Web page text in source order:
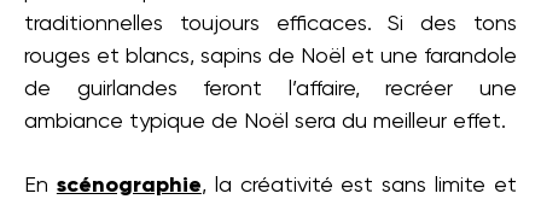
traditionnelles toujours efficaces. Si des tons
rouges et blancs, sapins de Noël et une farandole
de guirlandes feront l’affaire, recréer une
ambiance typique de Noël sera du meilleur effet.
En scénographie, la créativité est sans limite et